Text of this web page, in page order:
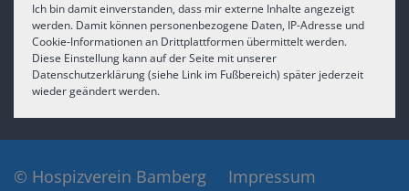
Ich bin damit einverstanden, dass mir externe Inhalte angezeigt
werden. Damit können personenbezogene Daten, IP-Adresse und
Cookie-Informationen an Drittplattformen übermittelt werden.
Diese Einstellung kann auf der Seite mit unserer
Datenschutzerklärung (siehe Link im Fußbereich) später jederzeit
wieder geändert werden.
© Hospizverein Bamberg Impressum